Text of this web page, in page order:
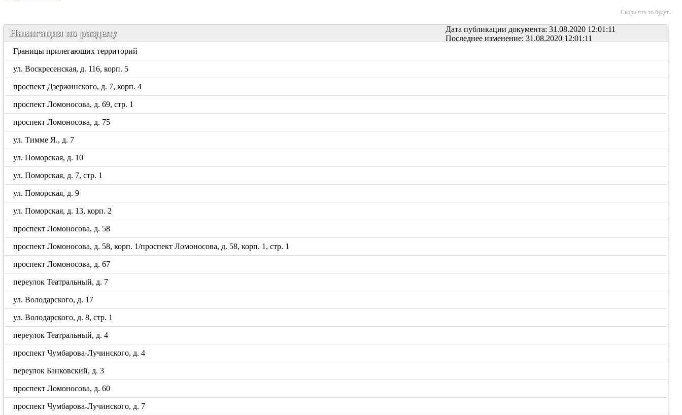
Скоро что то будет...
Дата публикации документа: 31.08.2020 12:01:11
Последнее изменение: 31.08.2020 12:01:11
Навигация по разделу
Границы прилегающих территорий
ул. Воскресенская, д. 116, корп. 5
проспект Дзержинского, д. 7, корп. 4
проспект Ломоносова, д. 69, стр. 1
проспект Ломоносова, д. 75
ул. Тимме Я., д. 7
ул. Поморская, д. 10
ул. Поморская, д. 7, стр. 1
ул. Поморская, д. 9
ул. Поморская, д. 13, корп. 2
проспект Ломоносова, д. 58
проспект Ломоносова, д. 58, корп. 1/проспект Ломоносова, д. 58, корп. 1, стр. 1
проспект Ломоносова, д. 67
переулок Театральный, д. 7
ул. Володарского, д. 17
ул. Володарского, д. 8, стр. 1
переулок Театральный, д. 4
проспект Чумбарова-Лучинского, д. 4
переулок Банковский, д. 3
проспект Ломоносова, д. 60
проспект Чумбарова-Лучинского, д. 7